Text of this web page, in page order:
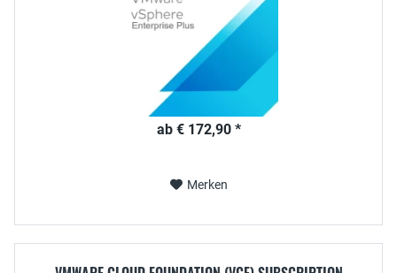
ab € 172,90 *
Merken